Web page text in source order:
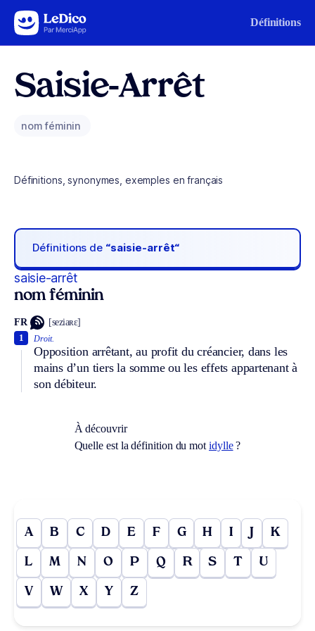
Aller au contenu Définitions
Saisie-Arrêt
nom féminin
Définitions, synonymes, exemples en français
Définitions de “saisie-arrêt“
saisie-arrêt
nom féminin
FR [seziaʀɛ]
Droit.
Opposition arrêtant, au profit du créancier, dans les
mains d’un tiers la somme ou les effets appartenant à
son débiteur.
1
À découvrir
Quelle est la définition du motidylle?
A B C D E F G H I J K
L M N O P Q R S T U
V W X Y Z